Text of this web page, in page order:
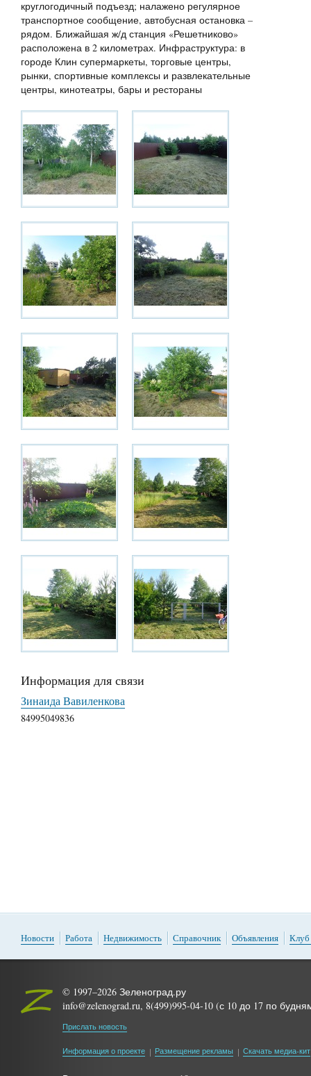
круглогодичный подъезд; налажено регулярное
транспортное сообщение, автобусная остановка –
рядом. Ближайшая ж/д станция «Решетниково»
расположена в 2 километрах. Инфраструктура: в
городе Клин супермаркеты, торговые центры,
рынки, спортивные комплексы и развлекательные
центры, кинотеатры, бары и рестораны
Информация для связи
Зинаида Вавиленкова
84995049836
Новости Работа Недвижимость Справочник Объявления Клуб
© 1997–2026 Зеленоград.ру
info@zelenograd.ru, 8(499)995-04-10 (с 10 до 17 по
Прислать новость
Информация о проекте Размещение рекламы Скачать медиа-кит